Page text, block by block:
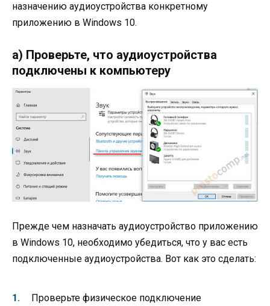
назначению аудиоустройства конкретному
приложению в Windows 10.
а) Проверьте, что аудиоустройства
подключены к компьютеру
Прежде чем назначать аудиоустройство приложению
в Windows 10, необходимо убедиться, что у вас есть
подключенные аудиоустройства. Вот как это сделать:
Проверьте физическое подключение